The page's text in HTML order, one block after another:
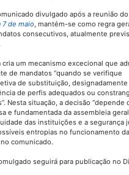
divulgado após a reunião do
de maio , mantém-se como regra
consecutivos, atualmente
um mecanismo excecional que
de mandatos “quando se verifique
de substituição,
de perfis adequados ou
Nesta situação, a decisão “depende
e fundamentada da assembleia geral,
das instituições e a segurança
entropias no funcionamento
comunicado.
seguirá para publicação no